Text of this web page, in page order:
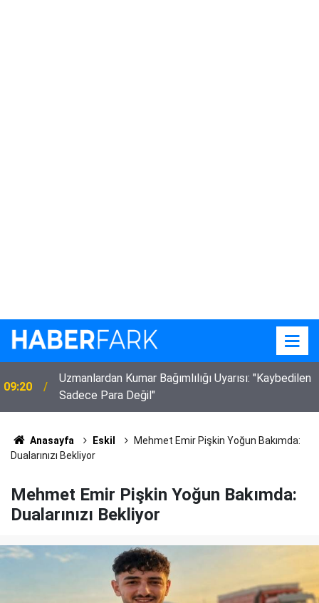
00:13
Ali Güç, Yeni Parti Eskil İlçe Kurucu Başkanı olarak
görevlendirildi
Anasayfa Eskil
Mehmet Emir Pişkin Yoğun Bakımda:
Dualarınızı Bekliyor
Mehmet Emir Pişkin Yoğun Bakımda:
Dualarınızı Bekliyor